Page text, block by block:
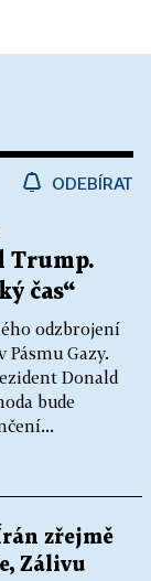
ODEBÍRAT
Trump.
čas“
odzbrojení
Gazy.
Donald
bude
zřejmě
Zálivu